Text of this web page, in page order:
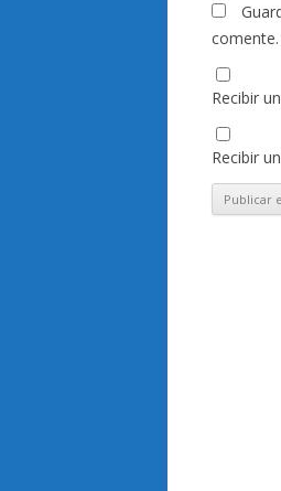
comente.
Recibir
Recibir